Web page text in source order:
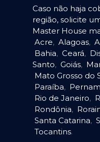
Caso não haja
região, solicite
Master House
Acre, Alagoas,
Bahia, Ceará,
Santo, Goiás,
Mato Grosso do
Paraíba,
Rio de Janeiro,
Rondônia,
Santa Catarina,
Tocantins.